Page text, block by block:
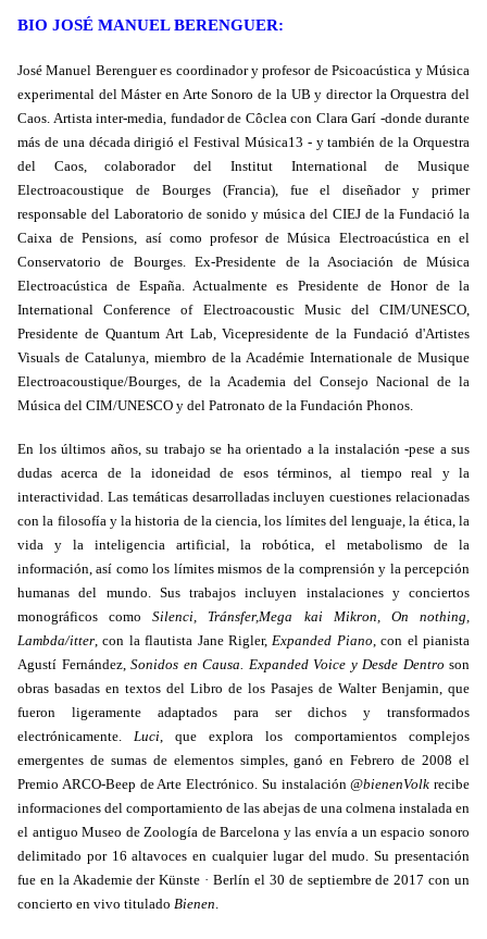
BIO JOSÉ MANUEL BERENGUER:
José Manuel Berenguer es coordinador y profesor de Psicoacústica y Música
experimental del Máster en Arte Sonoro de la UB y director la Orquestra del
Caos. Artista inter-media, fundador de Côclea con Clara Garí -donde durante
más de una década dirigió el Festival Música13 - y también de la Orquestra
del Caos, colaborador del Institut International de Musique
Electroacoustique de Bourges (Francia), fue el diseñador y primer
responsable del Laboratorio de sonido y música del CIEJ de la Fundació la
Caixa de Pensions, así como profesor de Música Electroacústica en el
Conservatorio de Bourges. Ex-Presidente de la Asociación de Música
Electroacústica de España. Actualmente es Presidente de Honor de la
International Conference of Electroacoustic Music del CIM/UNESCO,
Presidente de Quantum Art Lab, Vicepresidente de la Fundació d'Artistes
Visuals de Catalunya, miembro de la Académie Internationale de Musique
Electroacoustique/Bourges, de la Academia del Consejo Nacional de la
Música del CIM/UNESCO y del Patronato de la Fundación Phonos.
En los últimos años, su trabajo se ha orientado a la instalación -pese a sus
dudas acerca de la idoneidad de esos términos, al tiempo real y la
interactividad. Las temáticas desarrolladas incluyen cuestiones relacionadas
con la filosofía y la historia de la ciencia, los límites del lenguaje, la ética, la
vida y la inteligencia artificial, la robótica, el metabolismo de la
información, así como los límites mismos de la comprensión y la percepción
humanas del mundo. Sus trabajos incluyen instalaciones y conciertos
monográficos comoSilenci, Tránsfer,Mega kai Mikron, On nothing,
Lambda/itter , con la flautista Jane Rigler, Expanded Piano , con el pianista
Agustí Fernández, Sonidos en Causa. Expanded Voice y Desde Dentro son
obras basadas en textos del Libro de los Pasajes de Walter Benjamin, que
fueron ligeramente adaptados para ser dichos y transformados
electrónicamente. Luci , que explora los comportamientos complejos
emergentes de sumas de elementos simples, ganó en Febrero de 2008 el
Premio ARCO-Beep de Arte Electrónico. Su instalación@bienenVolk recibe
informaciones del comportamiento de las abejas de una colmena instalada en
el antiguo Museo de Zoología de Barcelona y las envía a un espacio sonoro
delimitado por 16 altavoces en cualquier lugar del mudo. Su presentación
fue en la Akademie der Künste · Berlín el 30 de septiembre de 2017 con un
concierto en vivo titulado Bienen